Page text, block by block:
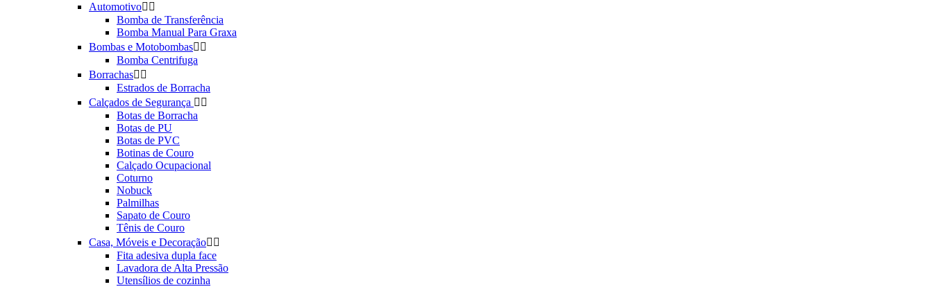
Automotivo 
Bomba de Transferência
Bomba Manual Para Graxa
Bombas e Motobombas 
Bomba Centrifuga
Borrachas 
Estrados de Borracha
Calçados de Segurança  
Botas de Borracha
Botas de PU
Botas de PVC
Botinas de Couro
Calçado Ocupacional
Coturno
Nobuck
Palmilhas
Sapato de Couro
Tênis de Couro
Casa, Móveis e Decoração 
Fita adesiva dupla face
Lavadora de Alta Pressão
Utensílios de cozinha